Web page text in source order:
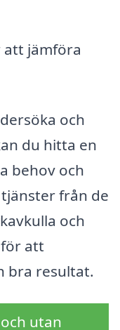
jämföra
och
du hitta en
behov och
från de
och
att
bra resultat.
utan